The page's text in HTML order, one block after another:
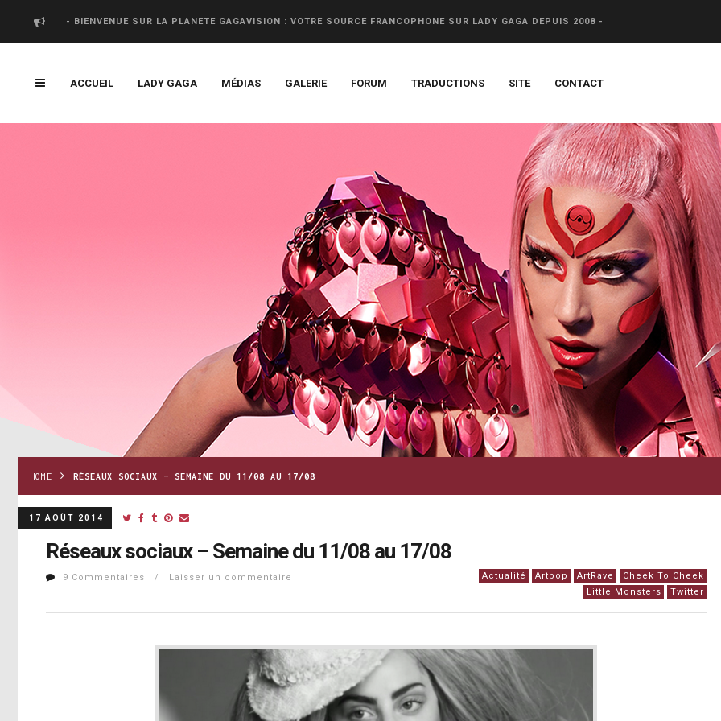
- BIENVENUE SUR LA PLANETE GAGAVISION : VOTRE SOURCE FRANCOPHONE SUR LADY GAGA DEPUIS 2008 -
ACCUEIL LADY GAGA MÉDIAS GALERIE FORUM TRADUCTIONS SITE CONTACT
HOME RÉSEAUX SOCIAUX – SEMAINE DU 11/08 AU 17/08
17 AOÛT 2014
Réseaux sociaux – Semaine du 11/08 au 17/08
9 Commentaires / Laisser un commentaire Actualité Artpop ArtRave
Cheek To Cheek
Little Monsters
Twitter